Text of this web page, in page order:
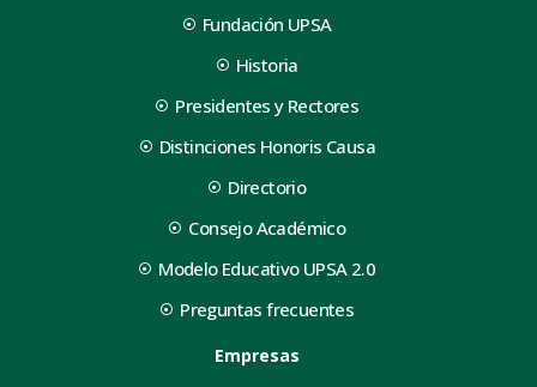
Fundación UPSA
Historia
Presidentes y Rectores
Distinciones Honoris Causa
Directorio
Consejo Académico
Modelo Educativo UPSA 2.0
Preguntas frecuentes
Empresas